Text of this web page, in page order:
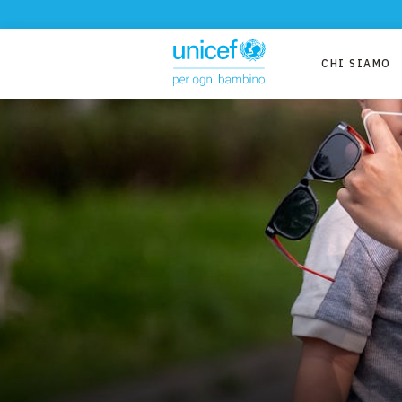
CHI SIAMO